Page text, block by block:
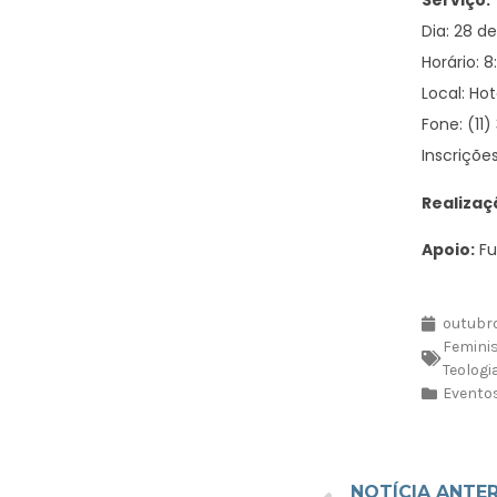
Dia: 28
Horário:
Local:
Fone:
Apoio:
NOTÍCIA